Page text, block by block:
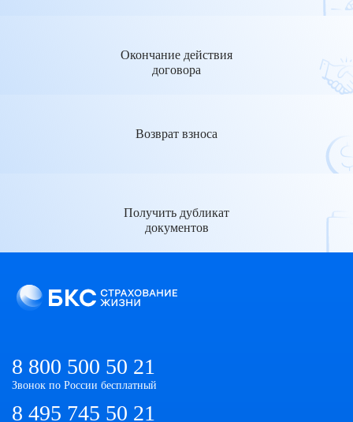
Окончание действия
договора
Возврат взноса
Получить дубликат
документов
8 800 500 50 21
Звонок по России бесплатный
8 495 745 50 21